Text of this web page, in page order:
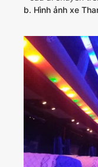
b. Hình ảnh xe